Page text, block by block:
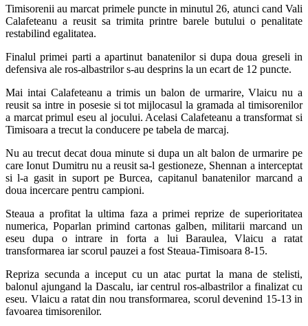
Timisorenii au marcat primele puncte in minutul 26, atunci cand Vali
Calafeteanu a reusit sa trimita printre barele butului o penalitate
restabilind egalitatea.
Finalul primei parti a apartinut banatenilor si dupa doua greseli in
defensiva ale ros-albastrilor s-au desprins la un ecart de 12 puncte.
Mai intai Calafeteanu a trimis un balon de urmarire, Vlaicu nu a
reusit sa intre in posesie si tot mijlocasul la gramada al timisorenilor
a marcat primul eseu al jocului. Acelasi Calafeteanu a transformat si
Timisoara a trecut la conducere pe tabela de marcaj.
Nu au trecut decat doua minute si dupa un alt balon de urmarire pe
care Ionut Dumitru nu a reusit sa-l gestioneze, Shennan a interceptat
si l-a gasit in suport pe Burcea, capitanul banatenilor marcand a
doua incercare pentru campioni.
Steaua a profitat la ultima faza a primei reprize de superioritatea
numerica, Poparlan primind cartonas galben, militarii marcand un
eseu dupa o intrare in forta a lui Baraulea, Vlaicu a ratat
transformarea iar scorul pauzei a fost Steaua-Timisoara 8-15.
Repriza secunda a inceput cu un atac purtat la mana de stelisti,
balonul ajungand la Dascalu, iar centrul ros-albastrilor a finalizat cu
eseu. Vlaicu a ratat din nou transformarea, scorul devenind 15-13 in
favoarea timisorenilor.